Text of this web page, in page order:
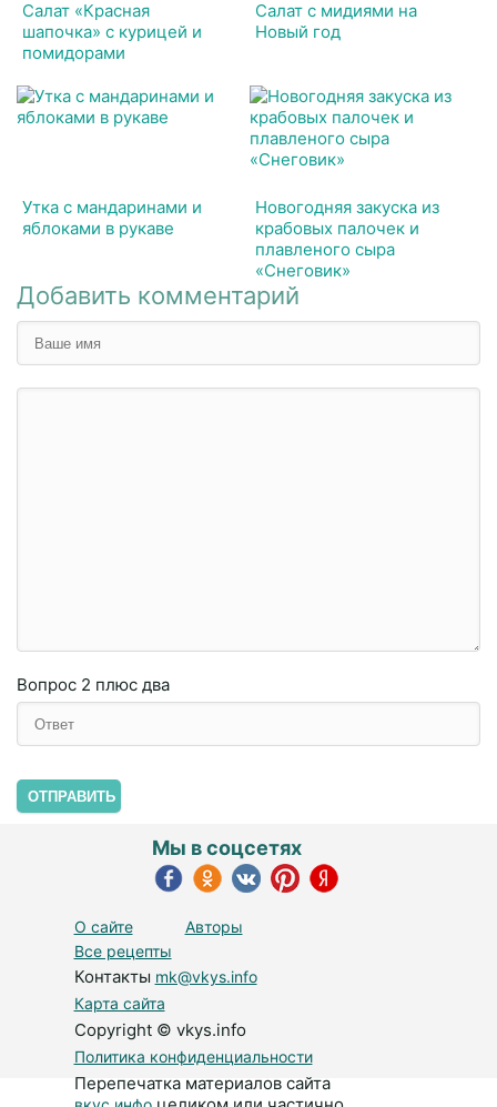
Салат «Красная
шапочка» с курицей и
помидорами
Салат с мидиями на
Новый год
Утка с мандаринами и
яблоками в рукаве
Новогодняя закуска из
крабовых палочек и
плавленого сыра
«Снеговик»
Добавить комментарий
Вопрос 2 плюc двa
ОТПРАВИТЬ
О сайте
Авторы
Все рецепты
Контакты mk@vkys.info
Карта сайта
Copyright © vkys.info
Политика конфиденциальности
Перепечатка материалов сайта
Мы в соцсетях